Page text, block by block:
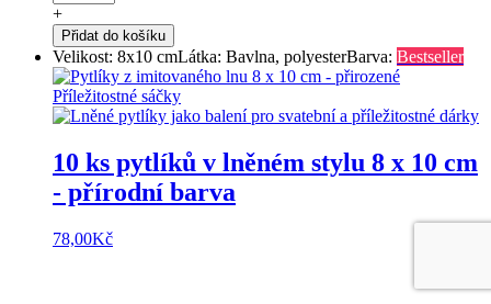
+
Přidat do košíku
Velikost: 8x10 cmLátka: Bavlna, polyesterBarva: Bestseller
10 ks pytlíků v lněném stylu 8 x 10 cm
- přírodní barva
78,00Kč